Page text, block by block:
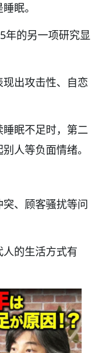
眠。
年的另一项研究显
出攻击性、自恋
眠不足时，第二
人等负面情绪。
、顾客骚扰等问
的生活方式有